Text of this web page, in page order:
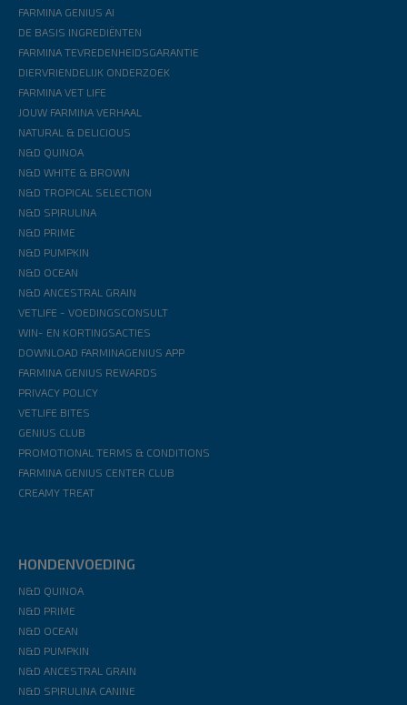
FARMINA GENIUS AI
DE BASIS INGREDIËNTEN
FARMINA TEVREDENHEIDSGARANTIE
DIERVRIENDELIJK ONDERZOEK
FARMINA VET LIFE
JOUW FARMINA VERHAAL
NATURAL & DELICIOUS
N&D QUINOA
N&D WHITE & BROWN
N&D TROPICAL SELECTION
N&D SPIRULINA
N&D PRIME
N&D PUMPKIN
N&D OCEAN
N&D ANCESTRAL GRAIN
VETLIFE - VOEDINGSCONSULT
WIN- EN KORTINGSACTIES
DOWNLOAD FARMINAGENIUS APP
FARMINA GENIUS REWARDS
PRIVACY POLICY
VETLIFE BITES
GENIUS CLUB
PROMOTIONAL TERMS & CONDITIONS
FARMINA GENIUS CENTER CLUB
CREAMY TREAT
HONDENVOEDING
N&D QUINOA
N&D PRIME
N&D OCEAN
N&D PUMPKIN
N&D ANCESTRAL GRAIN
N&D SPIRULINA CANINE